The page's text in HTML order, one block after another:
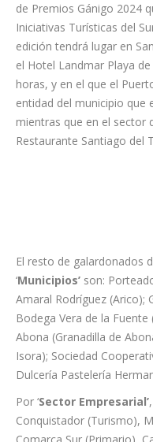
de Premios Gánigo 2024
Iniciativas Turí­sticas del
edición tendrá lugar en
el Hotel Landmar Playa
horas, y en el que el
entidad del municipio que
mientras que en el sector
Restaurante Santiago del
El resto de galardonados
‘Municipios’ son:
Amaral Rodríguez (Arico);
Bodega Vera de la
Abona (Granadilla de
Isora); Sociedad
Dulcería Pastelería
Por ‘Sector Empresarial’
Conquistador (Turismo),